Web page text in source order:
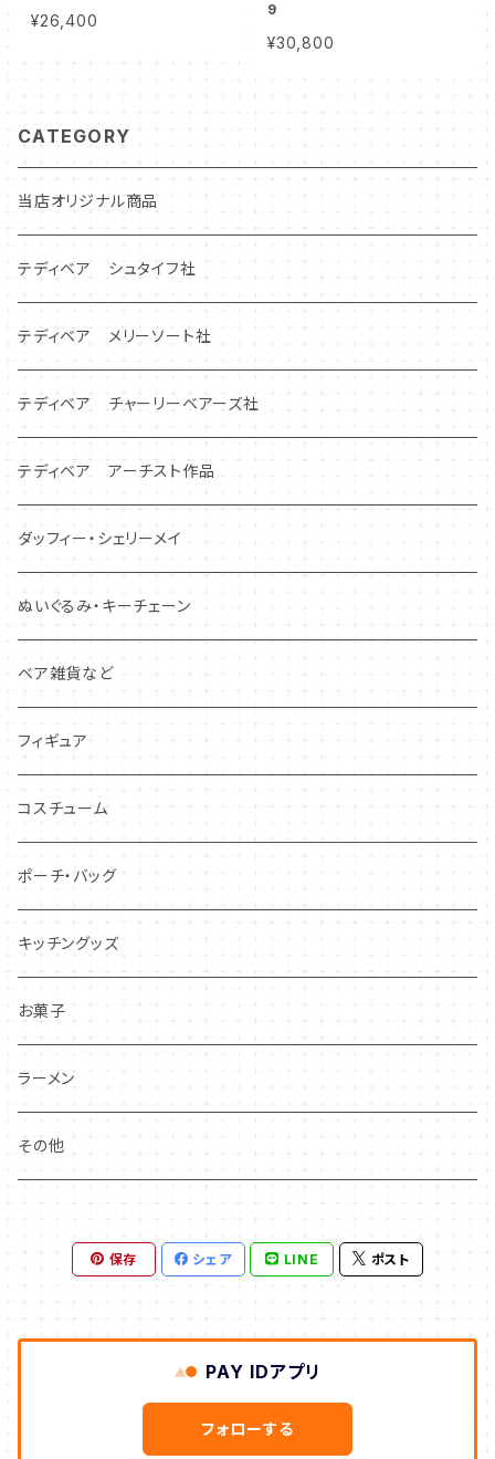
¥26,400
9
¥30,800
CATEGORY
当店オリジナル商品
テディベア シュタイフ社
テディベア メリーソート社
テディベア チャーリーベアーズ社
テディベア アーチスト作品
ダッフィー・シェリーメイ
ぬいぐるみ・キーチェーン
ベア雑貨など
フィギュア
コスチューム
ポーチ・バッグ
キッチングッズ
お菓子
ラーメン
その他
保存 シェア LINE ポスト
PAY IDアプリ
フォローする